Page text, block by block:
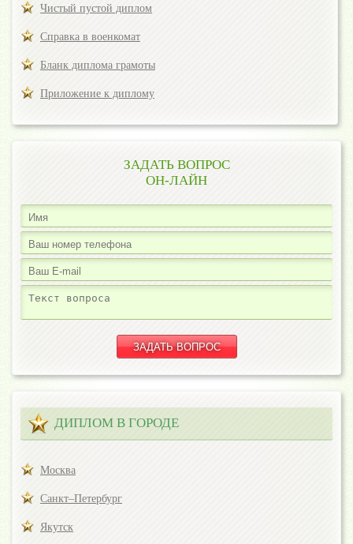
Чистый пустой диплом
Справка в военкомат
Бланк диплома грамоты
Приложение к диплому
ЗАДАТЬ ВОПРОС
ОН-ЛАЙН
ДИПЛОМ В ГОРОДЕ
Москва
Санкт–Петербург
Якутск